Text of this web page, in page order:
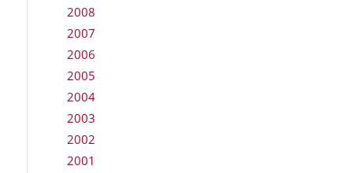
2008
2007
2006
2005
2004
2003
2002
2001